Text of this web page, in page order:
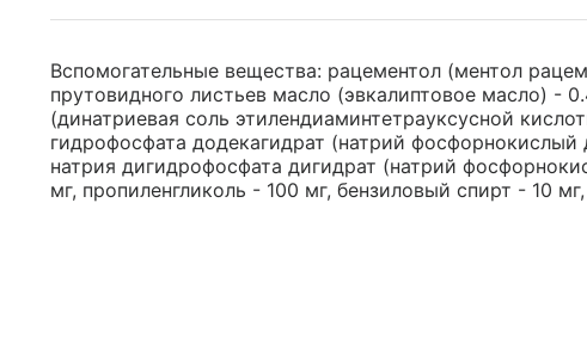
Вспомогательные вещества: рацементол (ментол
прутовидного листьев масло (эвкалиптовое масло) -
(динатриевая соль этилендиаминтетрауксусной
гидрофосфата додекагидрат (натрий
натрия дигидрофосфата дигидрат (натрий
мг, пропиленгликоль - 100 мг, бензиловый спирт - 10